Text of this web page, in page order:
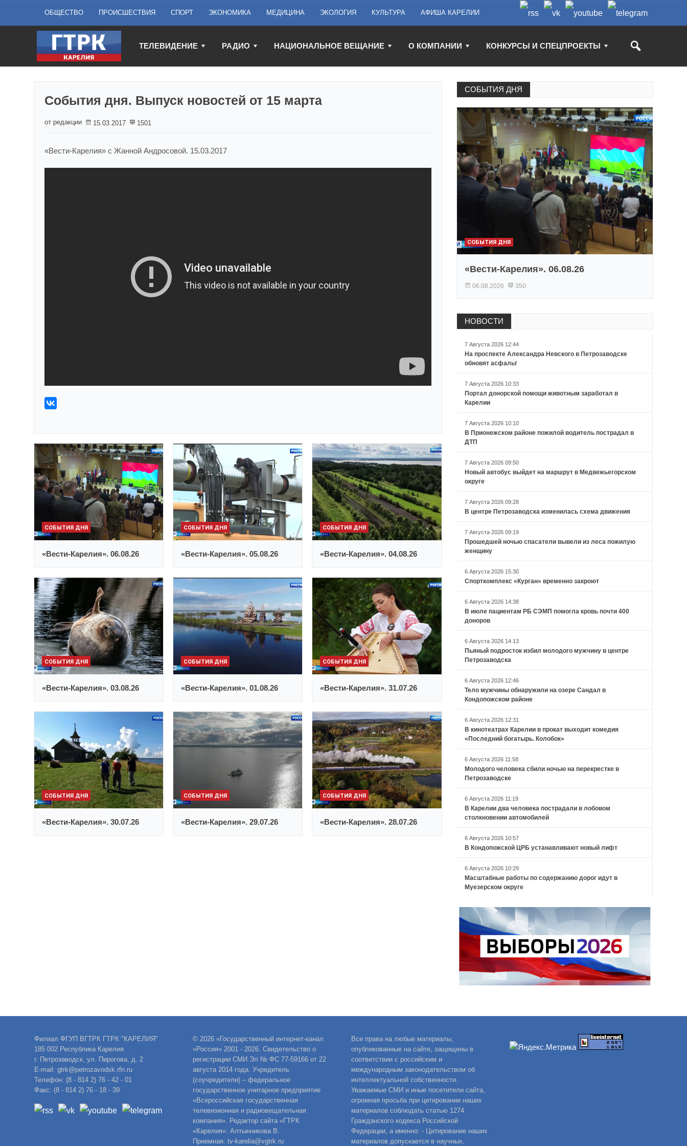
ОБЩЕСТВО ПРОИСШЕСТВИЯ СПОРТ ЭКОНОМИКА МЕДИЦИНА ЭКОЛОГИЯ КУЛЬТУРА АФИША КАРЕЛИИ
ТЕЛЕВИДЕНИЕ РАДИО НАЦИОНАЛЬНОЕ ВЕЩАНИЕ О КОМПАНИИ КОНКУРСЫ И СПЕЦПРОЕКТЫ
События дня. Выпуск новостей от 15 марта
от редакции 15.03.2017 1501
«Вести-Карелия» с Жанной Андросовой. 15.03.2017
СОБЫТИЯ ДНЯ
«Вести-Карелия». 06.08.26
СОБЫТИЯ ДНЯ
«Вести-Карелия». 05.08.26
СОБЫТИЯ ДНЯ
«Вести-Карелия». 04.08.26
СОБЫТИЯ ДНЯ
«Вести-Карелия». 03.08.26
СОБЫТИЯ ДНЯ
«Вести-Карелия». 01.08.26
СОБЫТИЯ ДНЯ
«Вести-Карелия». 31.07.26
СОБЫТИЯ ДНЯ
«Вести-Карелия». 30.07.26
СОБЫТИЯ ДНЯ
«Вести-Карелия». 29.07.26
СОБЫТИЯ ДНЯ
«Вести-Карелия». 28.07.26
СОБЫТИЯ ДНЯ
СОБЫТИЯ ДНЯ
«Вести-Карелия». 06.08.26
06.08.2026 350
НОВОСТИ
7 Августа 2026 12:44
На проспекте Александра Невского в Петрозаводске
обновят асфальт
7 Августа 2026 10:33
Портал донорской помощи животным заработал в
Карелии
7 Августа 2026 10:10
В Прионежском районе пожилой водитель пострадал в
ДТП
7 Августа 2026 09:50
Новый автобус выйдет на маршрут в Медвежьегорском
округе
7 Августа 2026 09:28
В центре Петрозаводска изменилась схема движения
7 Августа 2026 09:19
Прошедшей ночью спасатели вывели из леса пожилую
женщину
6 Августа 2026 15:30
Спорткомплекс «Курган» временно закроют
6 Августа 2026 14:38
В июле пациентам РБ СЭМП помогла кровь почти 400
доноров
6 Августа 2026 14:13
Пьяный подросток избил молодого мужчину в центре
Петрозаводска
6 Августа 2026 12:46
Тело мужчины обнаружили на озере Сандал в
Кондопожском районе
6 Августа 2026 12:31
В кинотеатрах Карелии в прокат выходит комедия
«Последний богатырь. Колобок»
6 Августа 2026 11:58
Молодого человека сбили ночью на перекрестке в
Петрозаводске
6 Августа 2026 11:19
В Карелии два человека пострадали в лобовом
столкновении автомобилей
6 Августа 2026 10:57
В Кондопожской ЦРБ устанавливают новый лифт
6 Августа 2026 10:29
Масштабные работы по содержанию дорог идут в
Муезерском округе
Филиал ФГУП ВГТРК ГТРК "КАРЕЛИЯ"
185 002 Республика Карелия
г. Петрозаводск, ул. Пирогова, д. 2
E-mail: gtrk@petrozavodsk.rfn.ru
Телефон: (8 - 814 2) 76 - 42 - 01
Факс: (8 - 814 2) 76 - 18 - 39
© 2026 «Государственный интернет-канал
«Россия» 2001 - 2026. Свидетельство о
регистрации СМИ Эл № ФС 77-59166 от 22
августа 2014 года. Учредитель
(соучредители) – федеральное
государственное унитарное предприятие
«Всероссийская государственная
телевизионная и радиовещательная
компания». Редактор сайта «ГТРК
«Карелия»: Алтынникова В.
Приемная: tv-karelia@vgtrk.ru
Все права на любые материалы,
опубликованные на сайте, защищены в
соответствии с российским и
международным законодательством об
интеллектуальной собственности.
Уважаемые СМИ и иные посетители сайта,
огромная просьба при цитировании наших
материалов соблюдать статью 1274
Гражданского кодекса Российской
Федерации, а именно: - Цитирование наших
материалов допускается в научных,